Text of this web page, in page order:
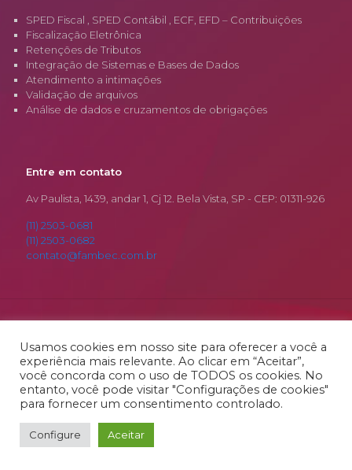
SPED Fiscal , SPED Contábil , ECF, EFD – Contribuições
Fiscalização Eletrônica
Retenções de Tributos
Integração de Sistemas e Bases de Dados
Atendimento a intimações
Validação de arquivos
Análise de dados e cruzamentos de obrigações
Entre em contato
Av Paulista, 1439, andar 1, Cj 12. Bela Vista, SP - CEP: 01311-926
(11) 2503-0681
(11) 2503-0682
contato@fambec.com.br
Desenvolvido por RSamurai
Usamos cookies em nosso site para oferecer a você a
experiência mais relevante. Ao clicar em “Aceitar”,
você concorda com o uso de TODOS os cookies. No
entanto, você pode visitar "Configurações de cookies"
para fornecer um consentimento controlado.
Configure Aceitar